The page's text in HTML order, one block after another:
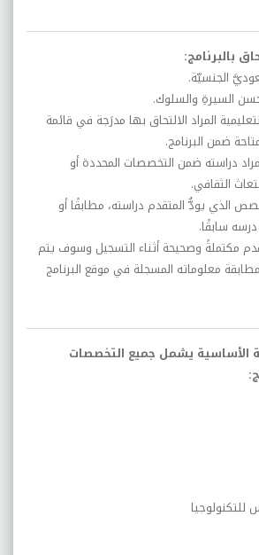
بالبرنامج:
المراد الالتحاق بها مدرَجة في قائمة
ضمن البرنامج.
دراسته ضمن التخصصات المحددة أو
الثقافي.
الذي يودُّ المتقدم دراسته، مطابقًا أو
سابقًا.
مكتملةً وصحيحة أثناء التسجيل وسوف يتم
معلوماته المسجلة في موقع البرنامج
الأساسية يشمل جميع التخصصات